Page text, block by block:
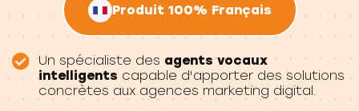
Produit 100% Français
Un spécialiste des agents vocaux
intelligents capable d'apporter des solutions
concrètes aux agences marketing digital.